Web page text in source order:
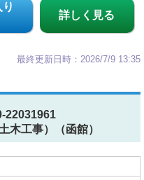
詳しく見る
最終更新日時：2026/7/9 13:35
22031961
木工事）（函館）